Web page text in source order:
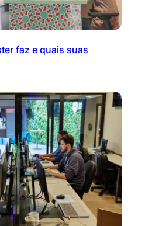
faz e quais suas